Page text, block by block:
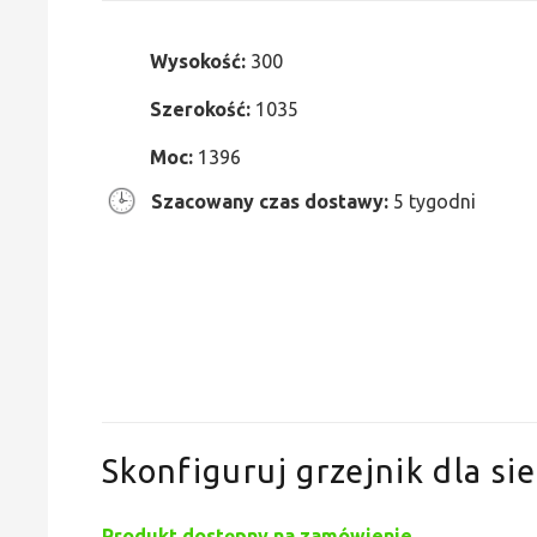
Wysokość: 300
Szerokość: 1035
Moc: 1396
Szacowany czas dostawy: 5 tygodni
Skonfiguruj grzejnik dla